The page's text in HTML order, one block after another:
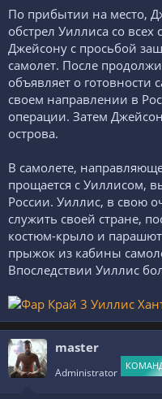
По прибытии на место,
обстрел Уиллиса со
Джейсону с просьбой
самолет. После
объявляет о готовности
своем направлении в
операции. Затем
острова.
В самолете,
прощается с Уиллисом,
России. Уиллис, в свою
служить своей стране,
костюм-крыло и
прыжок из кабины
Впоследствии Уиллис
master
Administrator